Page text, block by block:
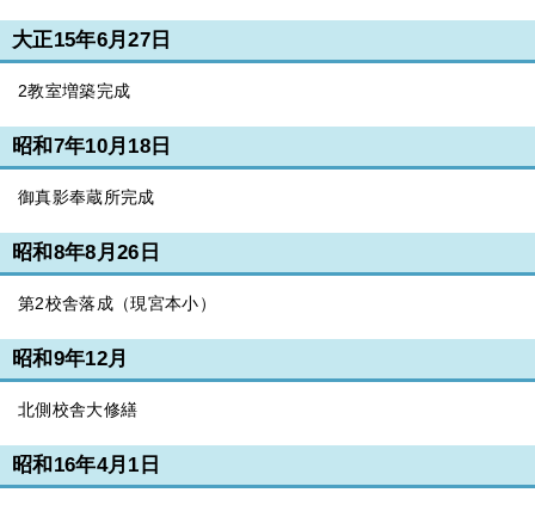
大正15年6月27日
2教室増築完成
昭和7年10月18日
御真影奉蔵所完成
昭和8年8月26日
第2校舎落成（現宮本小）
昭和9年12月
北側校舎大修繕
昭和16年4月1日